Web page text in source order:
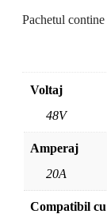
Pachetul
Voltaj
48V
Amperaj
20A
Compatibil cu